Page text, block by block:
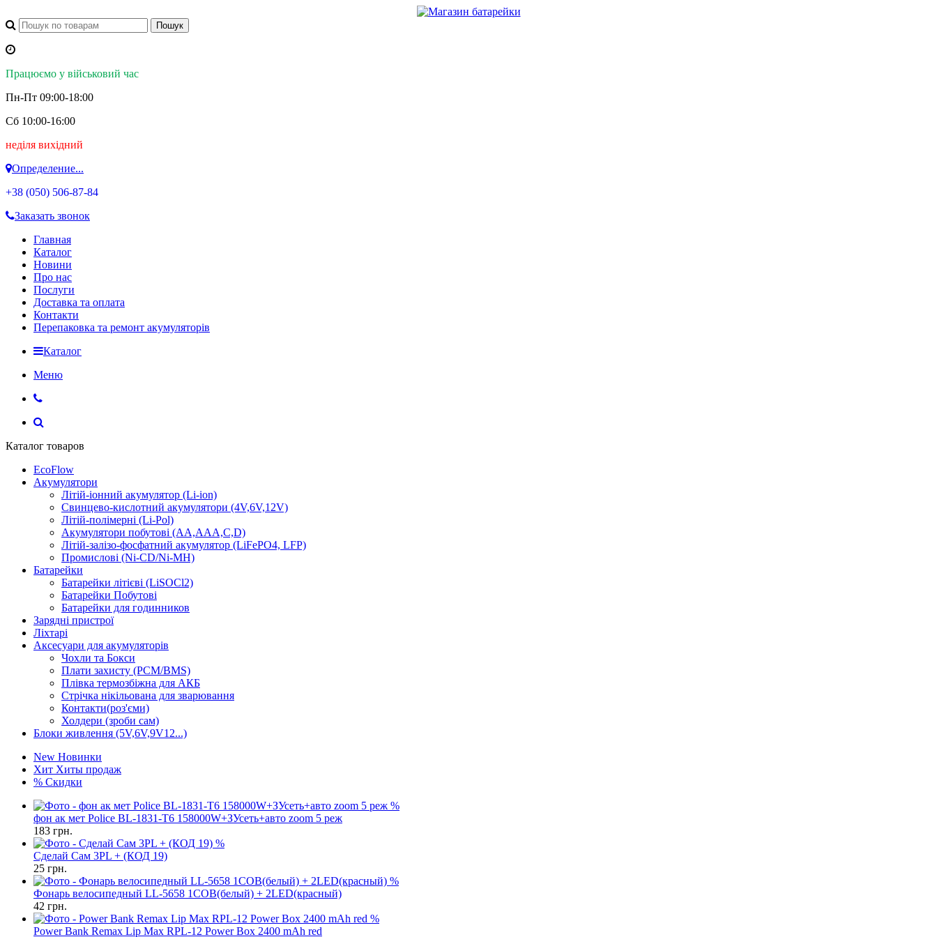
Працюємо у військовий час
Пн-Пт 09:00-18:00
Сб 10:00-16:00
неділя вихідний
Определение...
+38 (050) 506-87-84
Заказать звонок
Главная
Каталог
Новини
Про нас
Послуги
Доставка та оплата
Контакти
Перепаковка та ремонт акумуляторів
Каталог
Меню
Каталог товаров
EcoFlow
Акумулятори
Літій-іонний акумулятор (Li-ion)
Свинцево-кислотний акумулятори (4V,6V,12V)
Літій-полімерні (Li-Pol)
Акумулятори побутові (AA,AAA,C,D)
Літій-залізо-фосфатний акумулятор (LiFePO4, LFP)
Промислові (Ni-CD/Ni-MH)
Батарейки
Батарейки літієві (LiSOCl2)
Батарейки Побутові
Батарейки для годинников
Зарядні пристрої
Ліхтарі
Аксесуари для акумуляторів
Чохли та Бокси
Плати захисту (PCM/BMS)
Плівка термозбіжна для АКБ
Стрічка нікільована для зварювання
Контакти(роз'єми)
Холдери (зроби сам)
Блоки живлення (5V,6V,9V12...)
New Новинки
Хит Хиты продаж
% Скидки
%
фон ак мет Police BL-1831-T6 158000W+ЗУсеть+авто zoom 5 реж
183 грн.
%
Сделай Сам 3PL + (КОД 19)
25 грн.
%
Фонарь велосипедный LL-5658 1COB(белый) + 2LED(красный)
42 грн.
%
Power Bank Remax Lip Max RPL-12 Power Box 2400 mAh red